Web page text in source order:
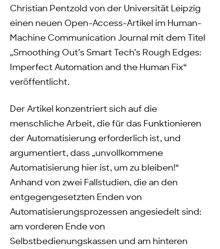
Christian Pentzold von der Universität Leipzig
einen neuen Open-Access-Artikel im Human-
Machine Communication Journal mit dem Titel
„Smoothing Out’s Smart Tech’s Rough Edges:
Imperfect Automation and the Human Fix“
veröffentlicht.
Der Artikel konzentriert sich auf die
menschliche Arbeit, die für das Funktionieren
der Automatisierung erforderlich ist, und
argumentiert, dass „unvollkommene
Automatisierung hier ist, um zu bleiben!“
Anhand von zwei Fallstudien, die an den
entgegengesetzten Enden von
Automatisierungsprozessen angesiedelt sind:
am vorderen Ende von
Selbstbedienungskassen und am hinteren